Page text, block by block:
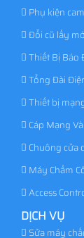
Phụ kiện
Đổi cũ lấy
Thiết Bị Báo
Tổng Đài
Thiết bị
Cáp Mạng
Chuông cửa
Máy Chấm
Access
DỊCH VỤ
Sửa máy